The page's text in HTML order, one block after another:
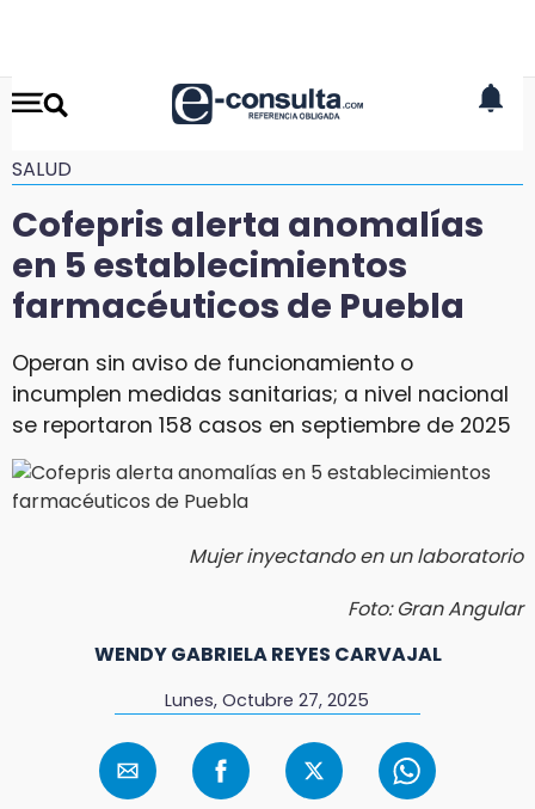
SALUD
Cofepris alerta anomalías
en 5 establecimientos
farmacéuticos de Puebla
Operan sin aviso de funcionamiento o
incumplen medidas sanitarias; a nivel nacional
se reportaron 158 casos en septiembre de 2025
Mujer inyectando en un laboratorio
Foto: Gran Angular
WENDY GABRIELA REYES CARVAJAL
Lunes, Octubre 27, 2025